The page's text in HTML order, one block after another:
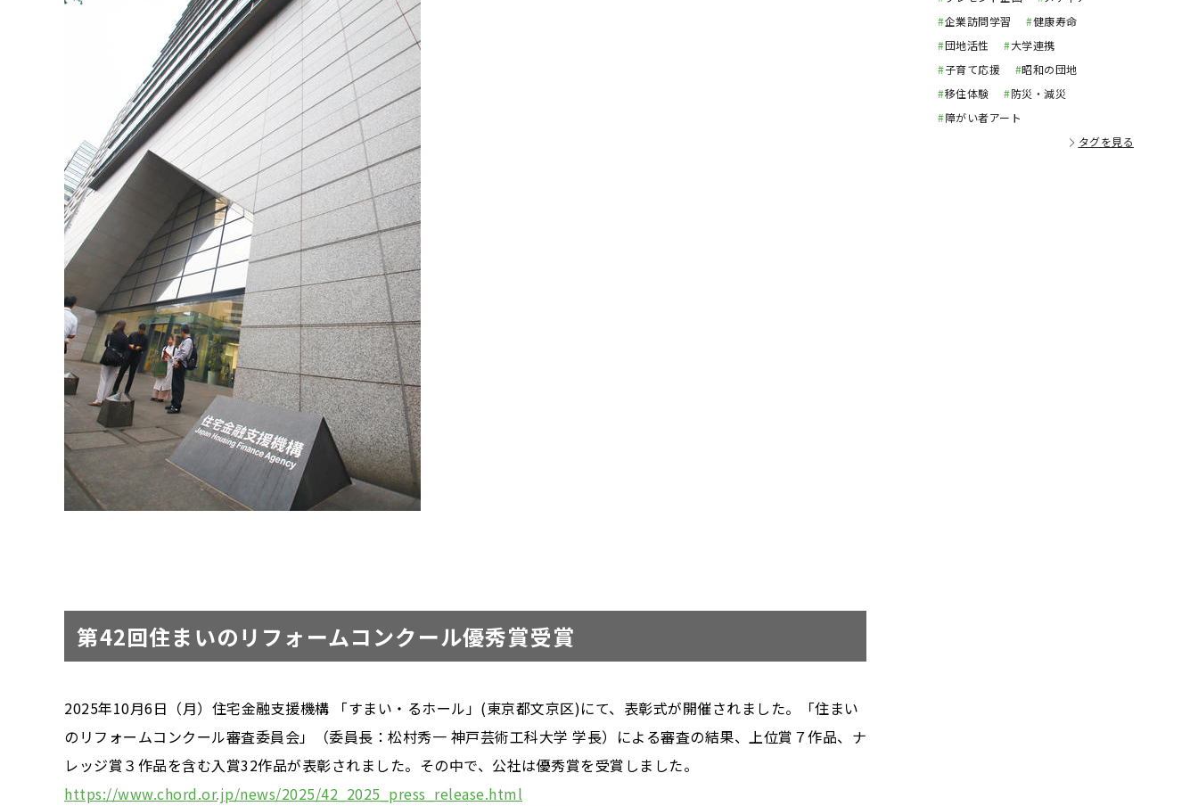
第42回住まいのリフォームコンクール優秀賞受賞
2025年10月6日（月）住宅金融支援機構 「すまい・るホール」(東京都文京区)にて、表彰式が開催されました。「住まい
のリフォームコンクール審査委員会」（委員長：松村秀一 神戸芸術工科大学 学長）による審査の結果、上位賞７作品、ナ
レッジ賞３作品を含む入賞32作品が表彰されました。その中で、公社は優秀賞を受賞しました。
https://www.chord.or.jp/news/2025/42_2025_press_release.html
#企業訪問学習 #健康寿命
#団地活性 #大学連携
#子育て応援 #昭和の団地
#移住体験 #防災・減災
#障がい者アート
タグを見る